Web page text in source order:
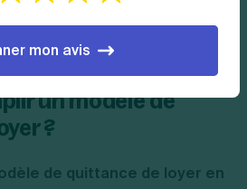
transmis à votre locataire.
un modèle de
?
de quittance de loyer en
mon avis